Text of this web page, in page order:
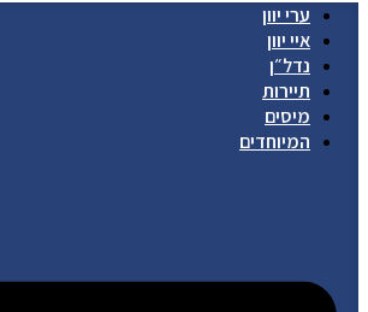
ערי יוון
איי יוון
נדל״ן
תיירות
מיסים
המיוחדים